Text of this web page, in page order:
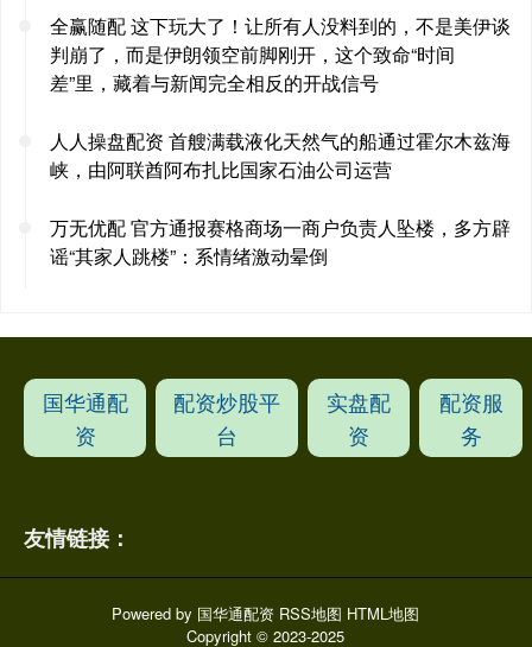
全赢随配 这下玩大了！让所有人没料到的，不是美伊谈
判崩了，而是伊朗领空前脚刚开，这个致命“时间
差”里，藏着与新闻完全相反的开战信号
人人操盘配资 首艘满载液化天然气的船通过霍尔木兹海
峡，由阿联酋阿布扎比国家石油公司运营
万无优配 官方通报赛格商场一商户负责人坠楼，多方辟
谣“其家人跳楼”：系情绪激动晕倒
国华通配
资
配资炒股平
台
实盘配
资
配资服
务
友情链接：
Powered by 国华通配资 RSS地图 HTML地图
Copyright© 2023-2025